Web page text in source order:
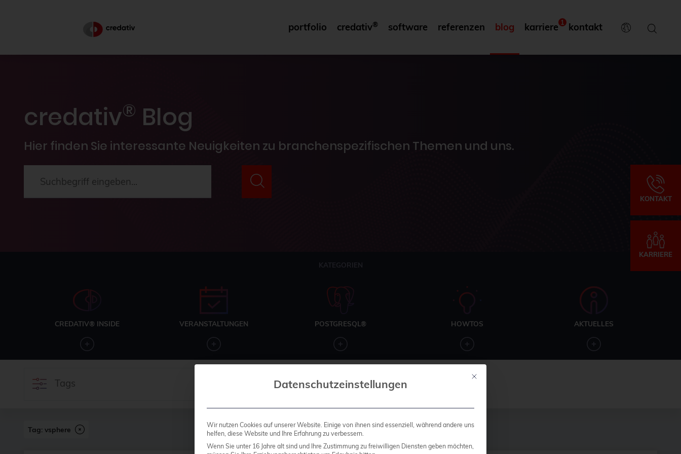
portfolio credativ® software referenzen blog karriere 1 kontakt
credativ® Blog
Hier finden Sie interessante Neuigkeiten zu branchenspezifischen Themen und uns.
KATEGORIEN
CREDATIV® INSIDE VERANSTALTUNGEN POSTGRESQL® HOWTOS AKTUELLES
Tags
KONTAKT
KARRIERE
Tag: vsphere
Mit diesem Button wird der Dialog geschlossen. Seine Funktionalität ist
Datenschutzeinstellungen
Wir nutzen Cookies auf unserer Website. Einige von ihnen sind essenziell, während andere uns
helfen, diese Website und Ihre Erfahrung zu verbessern.
Wenn Sie unter 16 Jahre alt sind und Ihre Zustimmung zu freiwilligen Diensten geben möchten,